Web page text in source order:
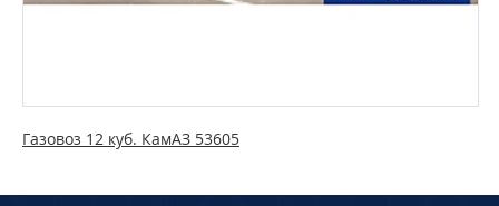
Газовоз 12 куб. КамАЗ 53605